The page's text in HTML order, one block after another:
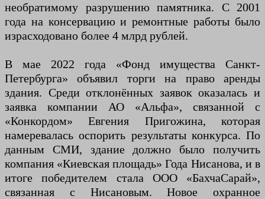
необратимому разрушению памятника. С 2001
года на консервацию и ремонтные работы было
израсходовано более 4 млрд рублей.
В мае 2022 года «Фонд имущества Санкт-
Петербурга» объявил торги на право аренды
здания. Среди отклонённых заявок оказалась и
заявка компании АО «Альфа», связанной с
«Конкордом» Евгения Пригожина, которая
намеревалась оспорить результаты конкурса. По
данным СМИ, здание должно было получить
компания «Киевская площадь» Года Нисанова, и в
итоге победителем стала ООО «БахчаСарай»,
связанная с Нисановым. Новое охранное